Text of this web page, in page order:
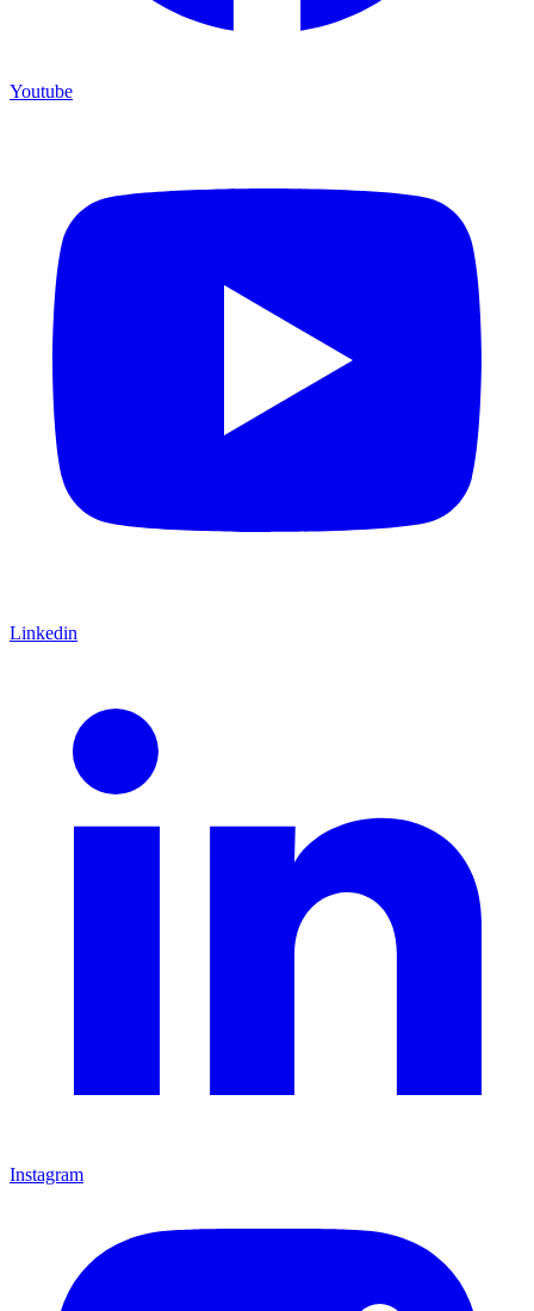
Youtube
Linkedin
Instagram